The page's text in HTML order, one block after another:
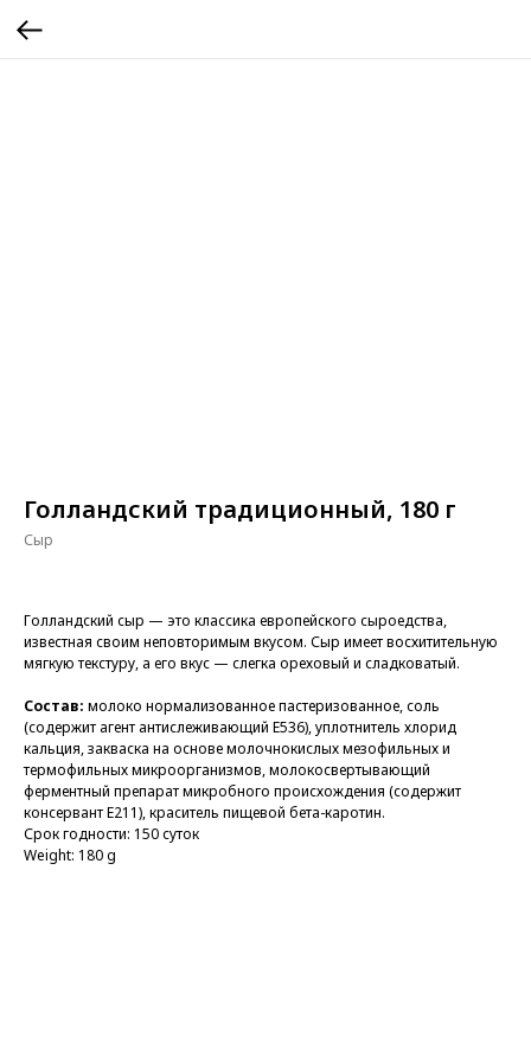
Голландский традиционный, 180 г
Сыр
Голландский сыр — это классика европейского сыроедства,
известная своим неповторимым вкусом. Сыр имеет восхитительную
мягкую текстуру, а его вкус — слегка ореховый и сладковатый.
Состав: молоко нормализованное пастеризованное, соль
(содержит агент антислеживающий Е536), уплотнитель хлорид
кальция, закваска на основе молочнокислых мезофильных и
термофильных микроорганизмов, молокосвертывающий
ферментный препарат микробного происхождения (содержит
консервант Е211), краситель пищевой бета-каротин.
Срок годности: 150 суток
Weight: 180 g